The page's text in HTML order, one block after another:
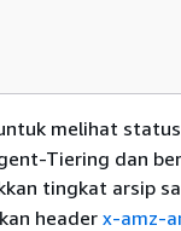
melihat
Tiering dan
tingkat arsip
headerx-amz-